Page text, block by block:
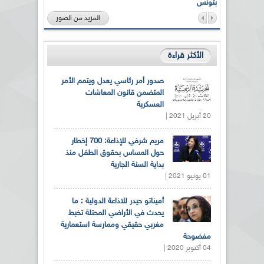
بتونس
المزيد من الصور
الأكثر قراءة
صدور أمر رئاسي يعدل ويتمم الأمر
المتضمن قانون المعاشات
العسكرية
20 أبريل 2021 |
مريم شرفي للإذاعة: 700 إخطار
حول المساس بحقوق الطفل منذ
بداية السنة الجارية
01 يونيو 2021 |
أميناتو حيدر للاذاعة الدولية : ما
يحدث في الأراضي المحتلة تخبط
مغربي حقيقي وممارسة استعمارية
مفضوحة
04 أكتوبر 2020 |